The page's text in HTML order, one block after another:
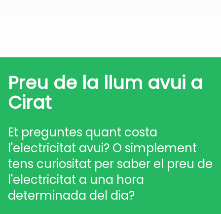
Preu de la llum avui a
Cirat
Et preguntes quant costa
l'electricitat avui? O simplement
tens curiositat per saber el preu de
l'electricitat a una hora
determinada del dia?